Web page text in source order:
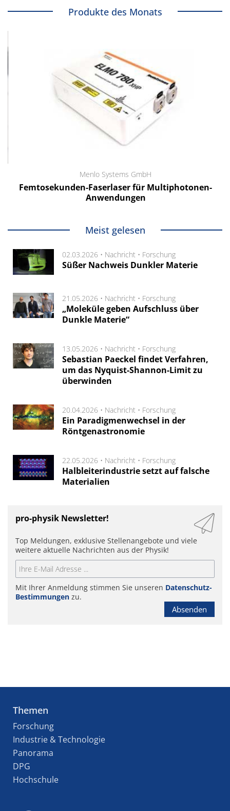
Produkte des Monats
Menlo Systems GmbH
Femtosekunden-Faserlaser für Multiphotonen-
Anwendungen
Meist gelesen
02.03.2026 • Nachricht • Forschung
Süßer Nachweis Dunkler Materie
21.05.2026 • Nachricht • Forschung
„Moleküle geben Aufschluss über
Dunkle Materie“
13.05.2026 • Nachricht • Forschung
Sebastian Paeckel findet Verfahren,
um das Nyquist-Shannon-Limit zu
überwinden
20.04.2026 • Nachricht • Forschung
Ein Paradigmenwechsel in der
Röntgenastronomie
22.05.2026 • Nachricht • Forschung
Halbleiterindustrie setzt auf falsche
Materialien
pro-physik Newsletter!
Top Meldungen, exklusive Stellenangebote und viele
weitere aktuelle Nachrichten aus der Physik!
Mit Ihrer Anmeldung stimmen Sie unseren Datenschutz-
Bestimmungen zu.
Absenden
Themen
Forschung
Industrie & Technologie
Panorama
DPG
Hochschule